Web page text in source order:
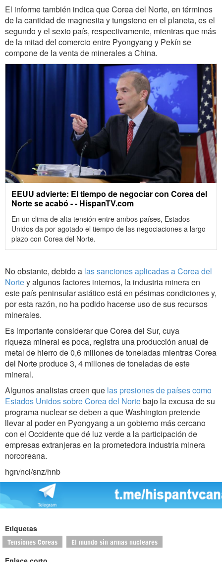
El informe también indica que Corea del Norte, en términos
de la cantidad de magnesita y tungsteno en el planeta, es el
segundo y el sexto país, respectivamente, mientras que más
de la mitad del comercio entre Pyongyang y Pekín se
compone de la venta de minerales a China.
EEUU advierte: El tiempo de negociar con Corea del
Norte se acabó - - HispanTV.com
En un clima de alta tensión entre ambos países, Estados
Unidos da por agotado el tiempo de las negociaciones a largo
plazo con Corea del Norte.
No obstante, debido a las sanciones aplicadas a Corea del
Nortey algunos factores internos, la industria minera en
este país peninsular asiático está en pésimas condiciones y,
por esta razón, no ha podido hacerse uso de sus recursos
minerales.
Es importante considerar que Corea del Sur, cuya
riqueza mineral es poca, registra una producción anual de
metal de hierro de 0,6 millones de toneladas mientras Corea
del Norte produce 3, 4 millones de toneladas de este
mineral.
Algunos analistas creen que las presiones de países como
Estados Unidos sobre Corea del Nortebajo la excusa de su
programa nuclear se deben a que Washington pretende
llevar al poder en Pyongyang a un gobierno más cercano
con el Occidente que dé luz verde a la participación de
empresas extranjeras en la prometedora industria minera
norcoreana.
hgn/ncl/snz/hnb
Etiquetas
Tensiones Coreas El mundo sin armas nucleares